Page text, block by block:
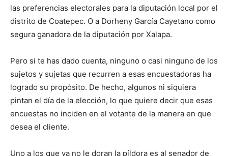
las preferencias electorales para la diputación local por el
distrito de Coatepec. O a Dorheny García Cayetano como
segura ganadora de la diputación por Xalapa.
Pero si te has dado cuenta, ninguno o casi ninguno de los
sujetos y sujetas que recurren a esas encuestadoras ha
logrado su propósito. De hecho, algunos ni siquiera
pintan el día de la elección, lo que quiere decir que esas
encuestas no inciden en el votante de la manera en que
desea el cliente.
Uno a los que ya no le doran la píldora es al senador de